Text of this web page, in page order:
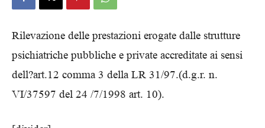
Rilevazione delle prestazioni erogate dalle strutture
psichiatriche pubbliche e private accreditate ai sensi
dell?art.12 comma 3 della LR 31/97.(d.g.r. n.
VI/37597 del 24 /7/1998 art. 10).